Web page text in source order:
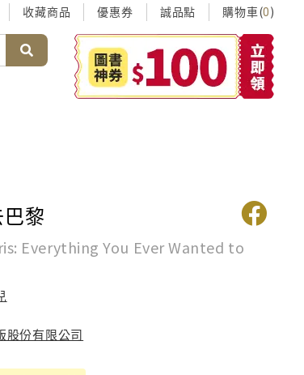
收藏商品 優惠券 誠品點 購物車(0)
黎
Everything You Ever Wanted to
股份有限公司